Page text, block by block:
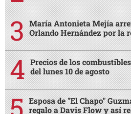
María Antonieta Mejía
Orlando Hernández por la
Precios de los
del lunes 10 de agosto
Esposa de "El Chapo"
regalo a Davis Flow y así